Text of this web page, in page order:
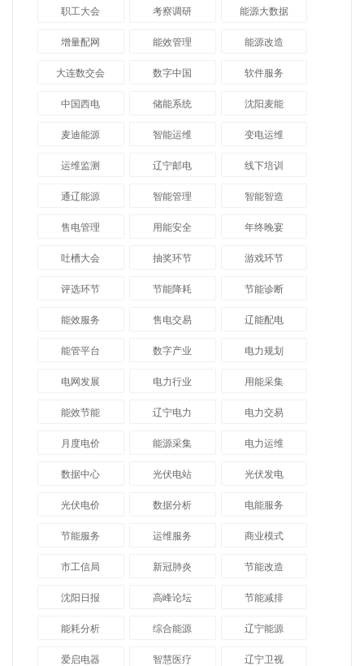
职工大会 考察调研 能源大数据
增量配网 能效管理 能源改造
大连数交会 数字中国 软件服务
中国西电 储能系统 沈阳麦能
麦迪能源 智能运维 变电运维
运维监测 辽宁邮电 线下培训
通辽能源 智能管理 智能智造
售电管理 用能安全 年终晚宴
吐槽大会 抽奖环节 游戏环节
评选环节 节能降耗 节能诊断
能效服务 售电交易 辽能配电
能管平台 数字产业 电力规划
电网发展 电力行业 用能采集
能效节能 辽宁电力 电力交易
月度电价 能源采集 电力运维
数据中心 光伏电站 光伏发电
光伏电价 数据分析 电能服务
节能服务 运维服务 商业模式
市工信局 新冠肺炎 节能改造
沈阳日报 高峰论坛 节能减排
能耗分析 综合能源 辽宁能源
爱启电器 智慧医疗 辽宁卫视